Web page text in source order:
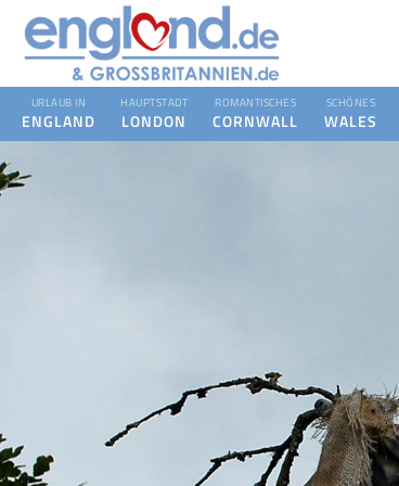
URLAUB IN
ENGLAND
HAUPTSTADT
LONDON
ROMANTISCHES
CORNWALL
SCHÖNES
WALES